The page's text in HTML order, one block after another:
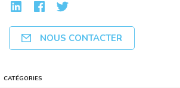
NOUS CONTACTER
CATÉGORIES